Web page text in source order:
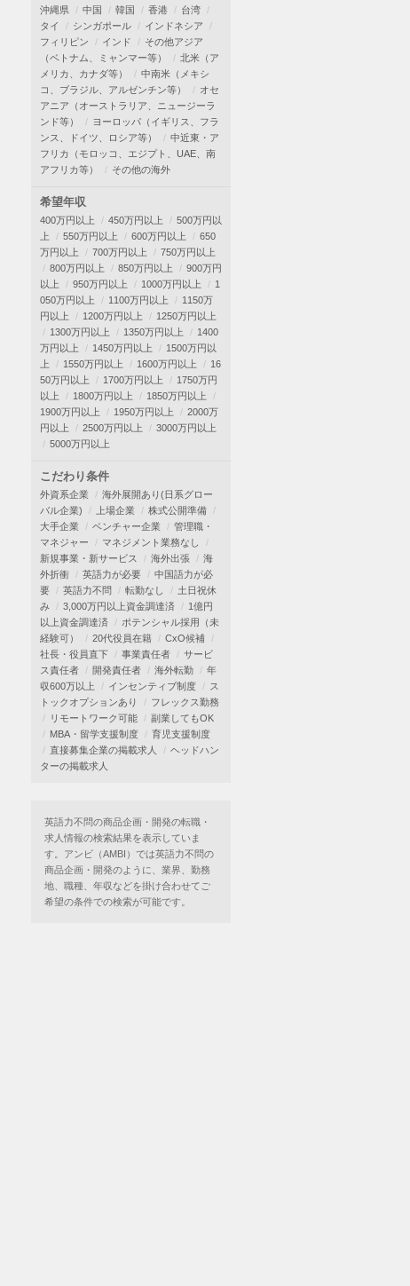
沖縄県
中国 韓国 香港
台湾
タイ
シンガポール
インドネシア
フィリピン
インド
その他アジア
（ベトナム、ミャンマー等）
北米（ア
メリカ、カナダ等）
中南米（メキシ
コ、ブラジル、アルゼンチン等）
オセ
アニア（オーストラリア、ニュージーラ
ンド等）
ヨーロッパ（イギリス、フラ
ンス、ドイツ、ロシア等）
中近東・ア
フリカ（モロッコ、エジプト、UAE、南
アフリカ等）
その他の海外
希望年収
400万円以上 450万円以上
500万円以
上
550万円以上 600万円以上
650
万円以上
700万円以上
750万円以上
800万円以上
850万円以上
900万円
以上
950万円以上 1000万円以上
1
050万円以上
1100万円以上
1150万
円以上
1200万円以上
1250万円以上
1300万円以上
1350万円以上
1400
万円以上
1450万円以上
1500万円以
上
1550万円以上 1600万円以上
16
50万円以上
1700万円以上
1750万円
以上
1800万円以上
1850万円以上
1900万円以上
1950万円以上
2000万
円以上
2500万円以上
3000万円以上
5000万円以上
こだわり条件
外資系企業
海外展開あり(日系グロー
バル企業)
上場企業
株式公開準備
大手企業
ベンチャー企業
管理職・
マネジャー
マネジメント業務なし
新規事業・新サービス
海外出張
海
外折衝
英語力が必要
中国語力が必
要
英語力不問 転勤なし
土日祝休
み
3,000万円以上資金調達済
1億円
以上資金調達済
ポテンシャル採用（未
経験可）
20代役員在籍
CxO候補
社長・役員直下
事業責任者
サービ
ス責任者
開発責任者 海外転勤
年
収600万以上
インセンティブ制度
ス
トックオプションあり
フレックス勤務
リモートワーク可能
副業してもOK
MBA・留学支援制度
育児支援制度
直接募集企業の掲載求人
ヘッドハン
ターの掲載求人
英語力不問の商品企画・開発の転職・
求人情報の検索結果を表示していま
す。アンビ（AMBI）では英語力不問の
商品企画・開発のように、業界、勤務
地、職種、年収などを掛け合わせてご
希望の条件での検索が可能です。